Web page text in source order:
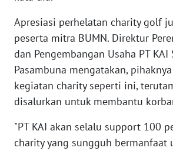
Apresiasi perhelatan charity golf
peserta mitra BUMN. Direktur
dan Pengembangan Usaha PT KAI
Pasambuna mengatakan,
kegiatan charity seperti ini,
disalurkan untuk membantu
"PT KAI akan selalu support 100
charity yang sungguh bermanfaat
GORONTALO
WN
MALUKU
WN
MALUT